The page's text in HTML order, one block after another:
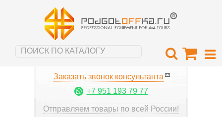
Заказать звонок консультанта
+7 951 193 79 77
Отправляем товары по всей России!